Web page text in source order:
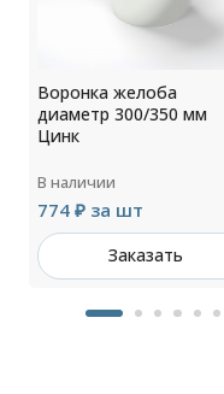
Воронка желоба
диаметр 300/350 мм
Цинк
В наличии
774 ₽ за шт
Заказать